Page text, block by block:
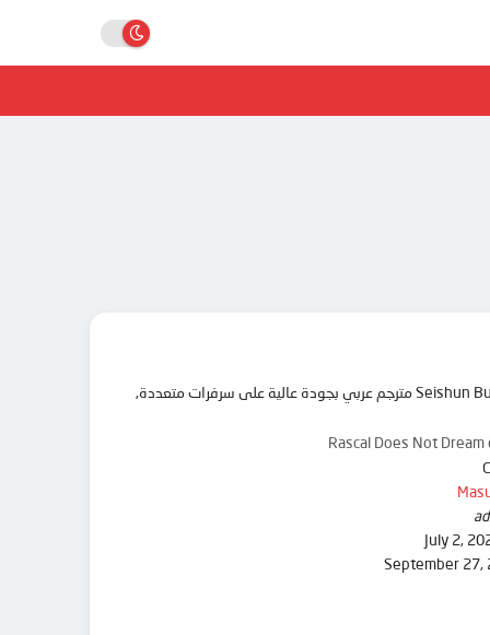
مرحبا بك في موقع انمي دار animedar نقدم لك حلقات انمي Seishun Buta Yarou wa Santa Claus no Yume wo Minai مترجم عربي بجودة عالية على سرفرات متعددة,
Rascal Does Not
July 2,
September 27,